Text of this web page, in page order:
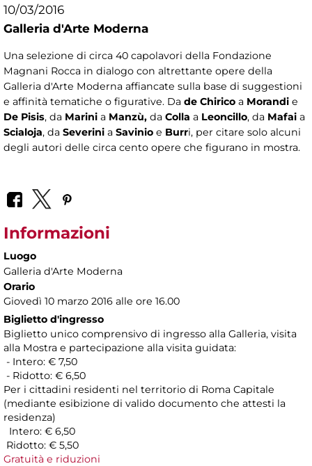
10/03/2016
Galleria d'Arte Moderna
Una selezione di circa 40 capolavori della Fondazione
Magnani Rocca in dialogo con altrettante opere della
Galleria d'Arte Moderna affiancate sulla base di suggestioni
e affinità tematiche o figurative. Da de Chirico a Morandi e
De Pisis, da Marini a Manzù, da Colla a Leoncillo, da Mafai a
Scialoja, da Severini a Savinio e Burri, per citare solo alcuni
degli autori delle circa cento opere che figurano in mostra.
Informazioni
Luogo
Galleria d'Arte Moderna
Orario
Giovedì 10 marzo 2016 alle ore 16.00
Biglietto d'ingresso
Biglietto unico comprensivo di ingresso alla Galleria, visita
alla Mostra e partecipazione alla visita guidata:
- Intero: € 7,50
- Ridotto: € 6,50
Per i cittadini residenti nel territorio di Roma Capitale
(mediante esibizione di valido documento che attesti la
residenza)
Intero: € 6,50
Ridotto: € 5,50
Gratuità e riduzioni